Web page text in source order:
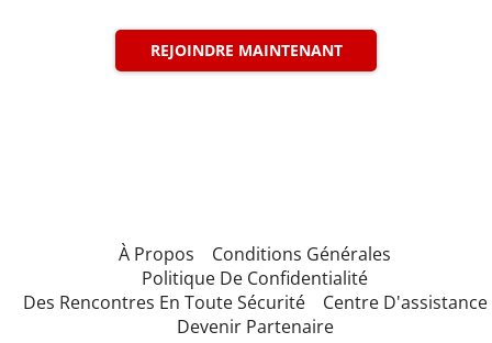
REJOINDRE MAINTENANT
À Propos
Conditions Générales
Politique De Confidentialité
Des Rencontres En Toute Sécurité
Centre D'assistance
Devenir Partenaire